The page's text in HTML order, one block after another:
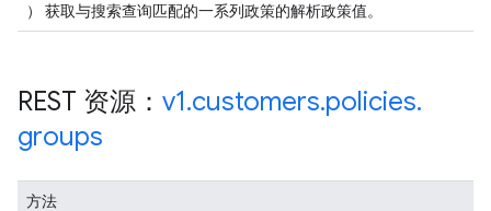
） 获取与搜索查询匹配的一系列政策的解析政策值。
REST 资源： v1.customers.policies.
groups
方法